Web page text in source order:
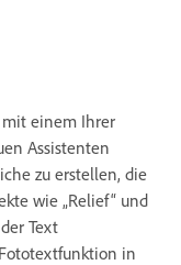
mit einem Ihrer
Assistenten
zu erstellen, die
wie „Relief“ und
Text
in